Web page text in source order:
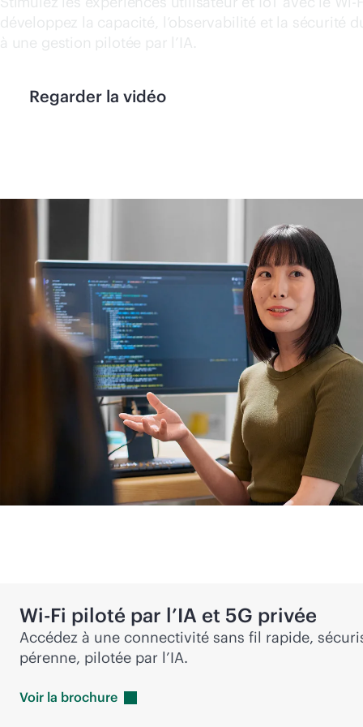
développez la capacité, l’observabilité et la sécurité
à une gestion pilotée par l’IA.
Regarder la vidéo
Wi-Fi piloté par l’IA et 5G privée
Accédez à une connectivité sans fil rapide,
pérenne, pilotée par l’IA.
Voir la brochure